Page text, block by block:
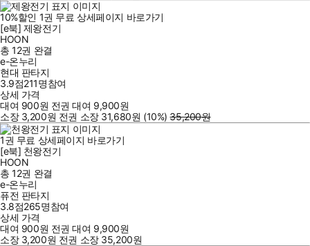
10%할인 1권 무료 상세페이지 바로가기
[e북] 제왕전기
HOON
총 12권 완결
e-온누리
현대 판타지
3.9점211명참여
상세 가격
대여 900원 전권 대여 9,900원
소장 3,200원 전권 소장 31,680원 (10%) 35,200원
1권 무료 상세페이지 바로가기
[e북] 천왕전기
HOON
총 12권 완결
e-온누리
퓨전 판타지
3.8점265명참여
상세 가격
대여 900원 전권 대여 9,900원
소장 3,200원 전권 소장 35,200원